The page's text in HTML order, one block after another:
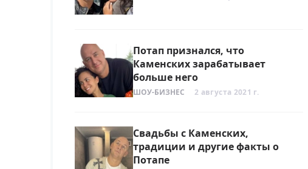
Потап признался, что
Каменских зарабатывает
больше него
ШОУ-БИЗНЕС 2 августа 2021 г.
Свадьбы с Каменских,
традиции и другие факты о
Потапе